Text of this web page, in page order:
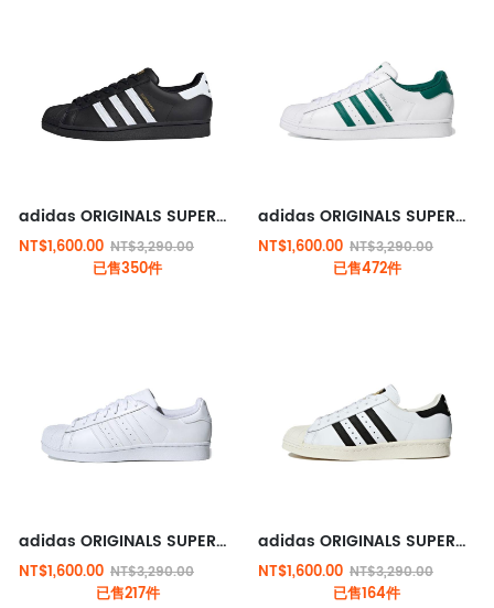
adidas ORIGINALS SUPERSTAR 經典鞋 黑色
NT$1,600.00 NT$3,290.00
已售350件
adidas ORIGINALS SUPERSTAR 經典鞋 白綠
NT$1,600.00 NT$3,290.00
已售472件
adidas ORIGINALS SUPERSTAR 經典鞋 純白
NT$1,600.00 NT$3,290.00
已售217件
adidas ORIGINALS SUPERSTAR 經典鞋 白黑
NT$1,600.00 NT$3,290.00
已售164件